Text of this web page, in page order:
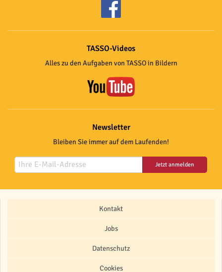
TASSO-Videos
Alles zu den Aufgaben von TASSO in Bildern
Newsletter
Bleiben Sie immer auf dem Laufenden!
Jetzt anmelden
Kontakt
Jobs
Datenschutz
Cookies